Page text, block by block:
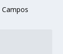
Campos